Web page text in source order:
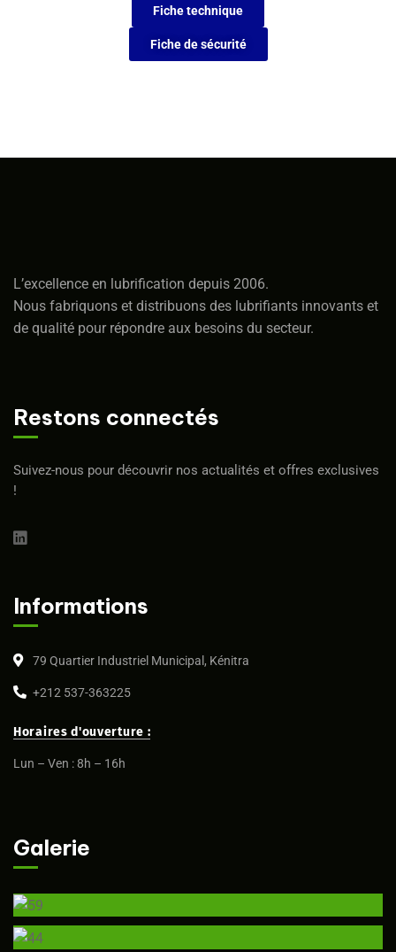
Fiche technique
Fiche de sécurité
L’excellence en lubrification depuis 2006.
Nous fabriquons et distribuons des lubrifiants innovants et
de qualité pour répondre aux besoins du secteur.
Restons connectés
Suivez-nous pour découvrir nos actualités et offres exclusives
!
Informations
79 Quartier Industriel Municipal, Kénitra
+212 537-363225
Horaires d'ouverture :
Lun – Ven : 8h – 16h
Galerie